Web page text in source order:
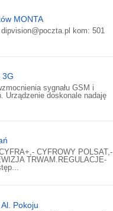
MONTA
kom: 501
3G
sygnału GSM i
Urządzenie doskonale nadaję
CYFROWY POLSAT,-
TRWAM.REGULACJE-
Pokoju